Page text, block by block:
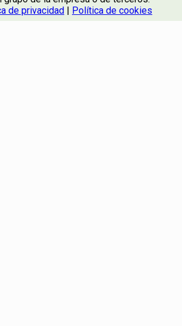
de privacidad | Política de cookies